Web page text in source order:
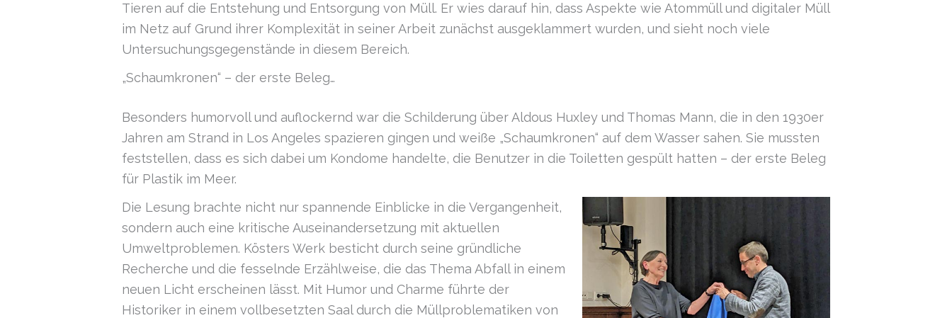
Tieren auf die Entstehung und Entsorgung von Müll. Er wies darauf hin, dass Aspekte wie Atommüll und digitaler Müll
im Netz auf Grund ihrer Komplexität in seiner Arbeit zunächst ausgeklammert wurden, und sieht noch viele
Untersuchungsgegenstände in diesem Bereich.
„Schaumkronen“ – der erste Beleg…
Besonders humorvoll und auflockernd war die Schilderung über Aldous Huxley und Thomas Mann, die in den 1930er
Jahren am Strand in Los Angeles spazieren gingen und weiße „Schaumkronen“ auf dem Wasser sahen. Sie mussten
feststellen, dass es sich dabei um Kondome handelte, die Benutzer in die Toiletten gespült hatten – der erste Beleg
für Plastik im Meer.
Die Lesung brachte nicht nur spannende Einblicke in die Vergangenheit,
sondern auch eine kritische Auseinandersetzung mit aktuellen
Umweltproblemen. Kösters Werk besticht durch seine gründliche
Recherche und die fesselnde Erzählweise, die das Thema Abfall in einem
neuen Licht erscheinen lässt. Mit Humor und Charme führte der
Historiker in einem vollbesetzten Saal durch die Müllproblematiken von